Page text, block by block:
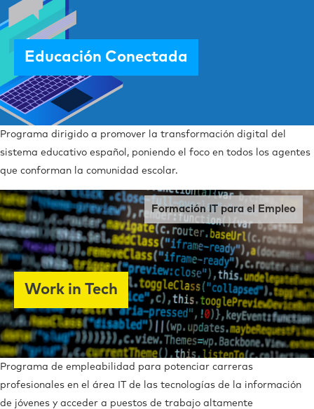
Educación Conectada
Programa dirigido a promover la transformación digital del
sistema educativo español , poniendo el foco en todos los agentes
que conforman la comunidad escolar.
Work in Tech
Formación IT para el Empleo
Programa de empleabilidad para potenciar carreras
profesionales en el área IT de las tecnologías de la información
de jóvenes y acceder a puestos de trabajo altamente